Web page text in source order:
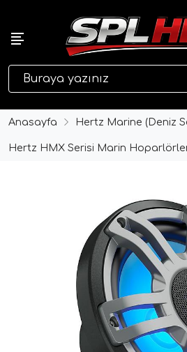
Anasayfa Hertz Marine (Deniz
Hertz HMX Serisi Marin